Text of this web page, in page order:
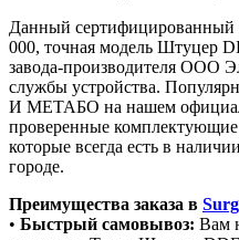
Данный сертифицированный
000, точная модель Штуцер
завода-производителя ООО
службы устройства.
И МЕТАБО на нашем
проверенные
которые всегда есть в
городе.
Преимущества заказа в
• Быстрый самовывоз: Вам